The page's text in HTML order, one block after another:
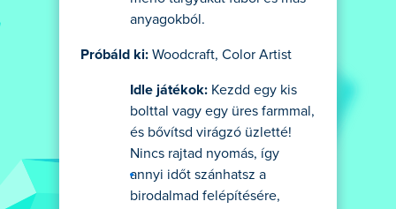
anyagokból.
Próbáld ki: Woodcraft, Color Artist
Idle játékok: Kezdd egy kis
bolttal vagy egy üres farmmal,
és bővítsd virágzó üzletté!
Nincs rajtad nyomás, így
annyi időt szánhatsz a
birodalmad felépítésére,